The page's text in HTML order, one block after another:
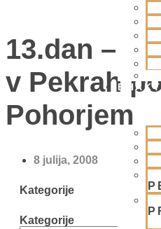
13.dan –
v Pekrah
Pohorjem
8 julija, 2008
Kategorije
Kategorije